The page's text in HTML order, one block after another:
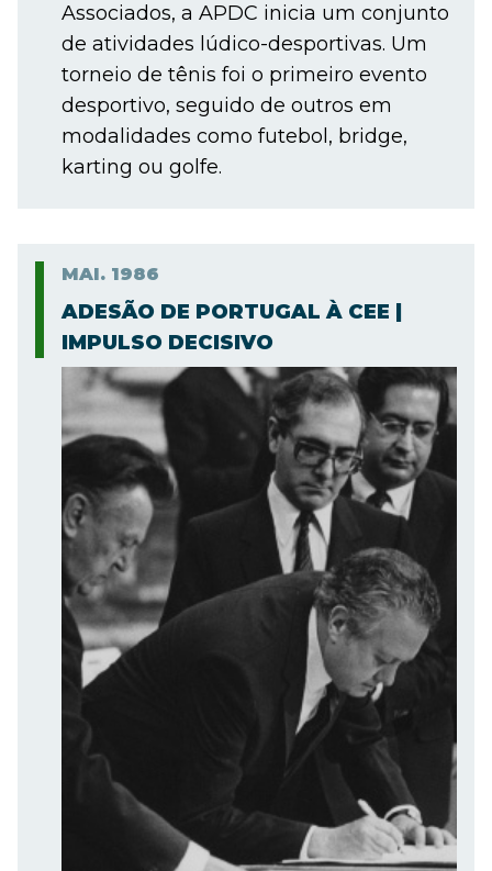
Associados, a APDC inicia um conjunto
de atividades lúdico-desportivas. Um
torneio de tênis foi o primeiro evento
desportivo, seguido de outros em
modalidades como futebol, bridge,
karting ou golfe.
MAI. 1986
ADESÃO DE PORTUGAL À CEE |
IMPULSO DECISIVO